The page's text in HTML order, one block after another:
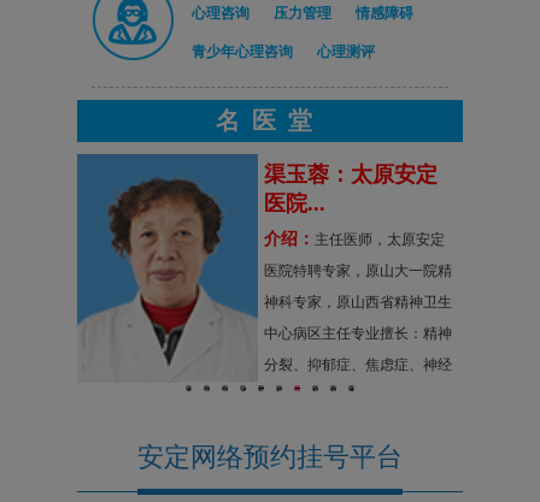
心理咨询 压力管理 情感障碍
青少年心理咨询 心理测评
名医堂
1 2 3 4 5 6 7 8 9 10
渠玉蓉：太原安定
医院...
介绍： 主任医师，太原安定
医院特聘专家，原山大一院精
神科专家，原山西省精神卫生
中心病区主任专业擅长：精神
分裂、抑郁症、焦虑症、神经
症、情感性精神障碍及妇女精
安定网络预约挂号平台